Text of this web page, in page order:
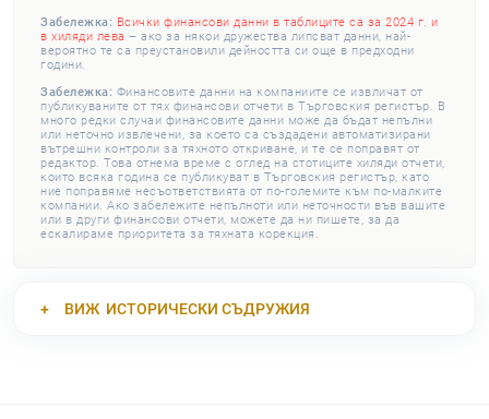
Забележка: Всички финансови данни в таблиците са за 2024 г. и
в хиляди лева – ако за някои дружества липсват данни, най-
вероятно те са преустановили дейността си още в предходни
години.
Забележка: Финансовите данни на компаниите се извличат от
публикуваните от тях финансови отчети в Търговския регистър. В
много редки случаи финансовите данни може да бъдат непълни
или неточно извлечени, за което са създадени автоматизирани
вътрешни контроли за тяхното откриване, и те се поправят от
редактор. Това отнема време с оглед на стотиците хиляди отчети,
които всяка година се публикуват в Търговския регистър, като
ние поправяме несъответствията от по-големите към по-малките
компании. Ако забележите непълноти или неточности във вашите
или в други финансови отчети, можете да ни пишете, за да
ескалираме приоритета за тяхната корекция.
ВИЖ ИСТОРИЧЕСКИ СЪДРУЖИЯ